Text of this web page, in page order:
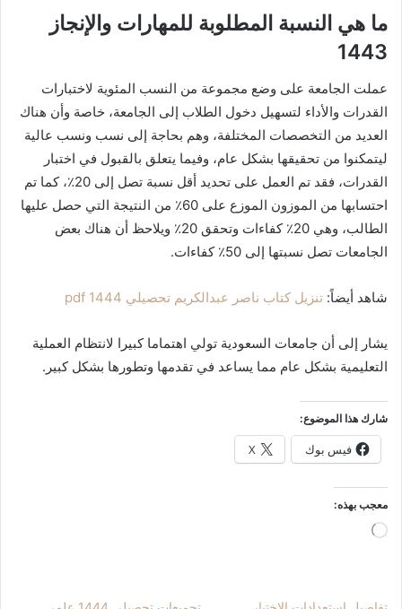
ما هي النسبة المطلوبة للمهارات والإنجاز
1443
عملت الجامعة على وضع مجموعة من النسب المئوية لاختبارات
القدرات والأداء لتسهيل دخول الطلاب إلى الجامعة، خاصة وأن هناك
العديد من التخصصات المختلفة، وهم بحاجة إلى نسب ونسب عالية
ليتمكنوا من تحقيقها بشكل عام، وفيما يتعلق بالقبول في اختبار
القدرات، فقد تم العمل على تحديد أقل نسبة تصل إلى 20٪، كما تم
احتسابها من الموزون الموزع على 60٪ من النتيجة التي حصل عليها
الطالب، وهي 20٪ كفاءات وتحقق 20٪ ويلاحظ أن هناك بعض
الجامعات تصل نسبتها إلى 50٪ كفاءات.
شاهد أيضاً: تنزيل كتاب ناصر عبدالكريم تحصيلي 1444 pdf
يشار إلى أن جامعات السعودية تولي اهتماما كبيرا لانتظام العملية
التعليمية بشكل عام مما يساعد في تقدمها وتطورها بشكل كبير.
شارك هذا الموضوع:
فيس بوك X
معجب بهذه:
جاري